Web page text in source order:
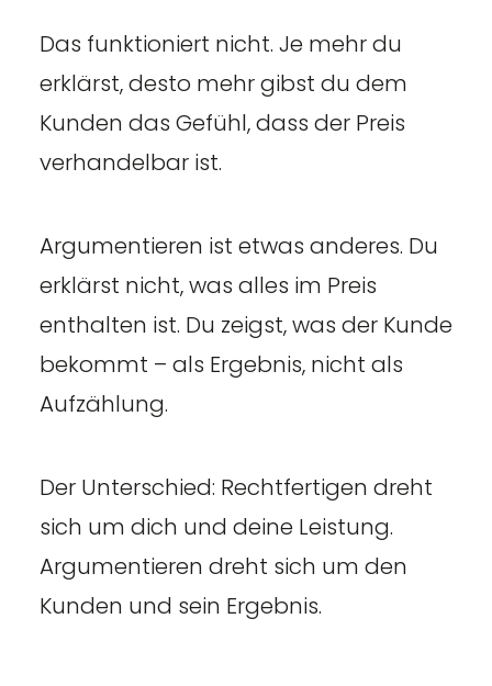
Das funktioniert nicht. Je mehr du
erklärst, desto mehr gibst du dem
Kunden das Gefühl, dass der Preis
verhandelbar ist.
Argumentieren ist etwas anderes. Du
erklärst nicht, was alles im Preis
enthalten ist. Du zeigst, was der Kunde
bekommt – als Ergebnis, nicht als
Aufzählung.
Der Unterschied: Rechtfertigen dreht
sich um dich und deine Leistung.
Argumentieren dreht sich um den
Kunden und sein Ergebnis.